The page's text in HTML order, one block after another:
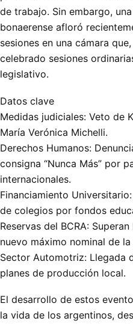
de trabajo. Sin embargo,
bonaerense afloró
sesiones en una cámara
celebrado sesiones
legislativo.
Datos clave
Medidas judiciales: Veto de
María Verónica Michelli.
Derechos Humanos:
consigna “Nunca Más” por
internacionales.
Financiamiento
de colegios por fondos
Reservas del BCRA:
nuevo máximo nominal de
Sector Automotriz: Llegada
planes de producción local.
El desarrollo de estos
la vida de los argentinos,